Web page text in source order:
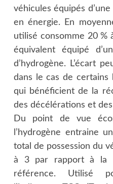
véhicules équipés
en énergie. En
utilisé consomme 20 %
équivalent équipé
d’hydrogène. L’écart
dans le cas de certains
qui bénéficient de la
des décélérations et
Du point de vue
l’hydrogène entraine
total de possession du
à 3 par rapport à la
référence. Utilisé